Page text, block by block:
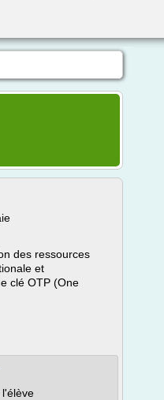
des ressources
et
clé OTP (One